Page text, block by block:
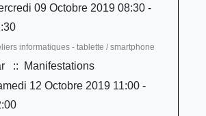
09 Octobre 2019 08:30 -
informatiques - tablette / smartphone
:: Manifestations
12 Octobre 2019 11:00 -